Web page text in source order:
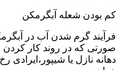
کم بودن شعله آبگرمکن
فرآیند گرم شدن آب در
صورتی که در روند کار
دهانه نازل یا